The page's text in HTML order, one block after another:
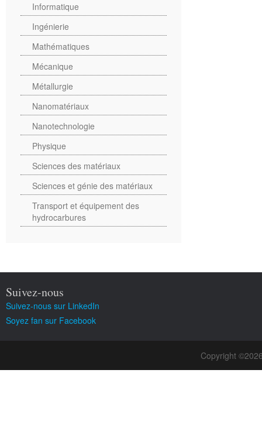
Informatique
Ingénierie
Mathématiques
Mécanique
Métallurgie
Nanomatériaux
Nanotechnologie
Physique
Sciences des matériaux
Sciences et génie des matériaux
Transport et équipement des
hydrocarbures
Suivez-nous
Suivez-nous sur LinkedIn
Soyez fan sur Facebook
Copyright